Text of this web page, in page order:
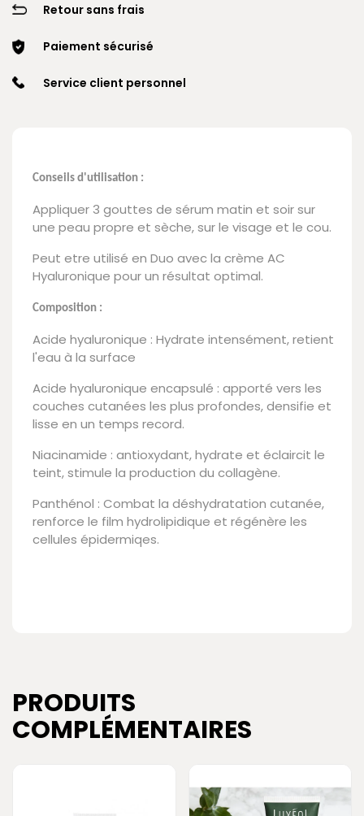
Retour sans frais
Paiement sécurisé
Service client personnel
Conseils d'utilisation :
Appliquer 3 gouttes de sérum matin et soir sur
une peau propre et sèche, sur le visage et le cou.
Peut etre utilisé en Duo avec la crème AC
Hyaluronique pour un résultat optimal.
Composition :
Acide hyaluronique : Hydrate intensément, retient
l'eau à la surface
Acide hyaluronique encapsulé : apporté vers les
couches cutanées les plus profondes, densifie et
lisse en un temps record.
Niacinamide : antioxydant, hydrate et éclaircit le
teint, stimule la production du collagène.
Panthénol : Combat la déshydratation cutanée,
renforce le film hydrolipidique et régénère les
cellules épidermiqes.
PRODUITS
COMPLÉMENTAIRES